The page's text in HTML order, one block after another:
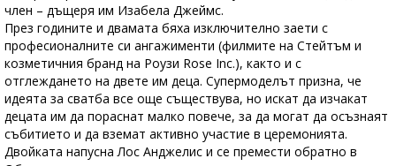
член – дъщеря им Изабела Джеймс.
През годините и двамата бяха изключително заети с
професионалните си ангажименти (филмите на Стейтъм и
козметичния бранд на Роузи Rose Inc.), както и с
отглеждането на двете им деца. Супермоделът призна, че
идеята за сватба все още съществува, но искат да изчакат
децата им да пораснат малко повече, за да могат да осъзнаят
събитието и да вземат активно участие в церемонията.
Двойката напусна Лос Анджелис и се премести обратно в